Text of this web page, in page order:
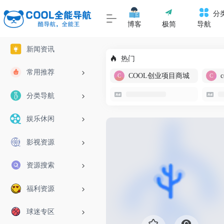
新闻资讯
常用推荐
分类导航
娱乐休闲
影视资源
资源搜索
福利资源
球迷专区
博客 极简
分
导航
热门
COOL创业项目商城